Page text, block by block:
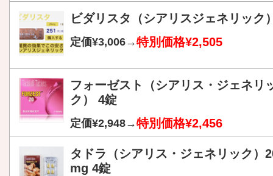
ビダリスタ（シアリスジェネリック
定価¥3,006→特別価格¥2,505
フォーゼスト（シアリス・ジェネリ
ク） 4錠
定価¥2,948→特別価格¥2,456
タドラ（シアリス・ジェネリック）
mg 4錠